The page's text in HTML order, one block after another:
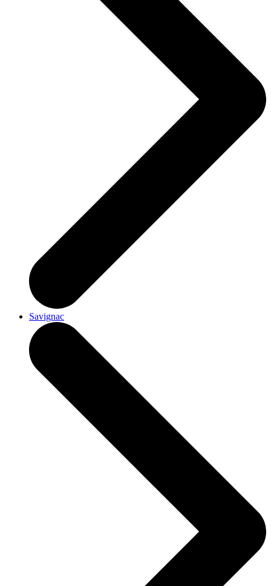
Savignac